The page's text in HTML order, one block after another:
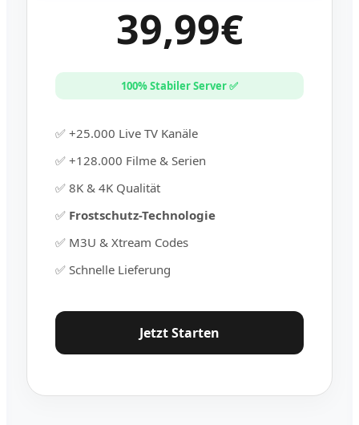
39,99€
100% Stabiler Server ✅
✅ +25.000 Live TV Kanäle
✅ +128.000 Filme & Serien
✅ 8K & 4K Qualität
✅ Frostschutz-Technologie
✅ M3U & Xtream Codes
✅ Schnelle Lieferung
Jetzt Starten